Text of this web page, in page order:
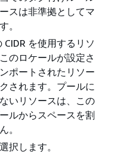
スは非準拠としてマ
。
CIDR を使用するリソ
のロケールが設定さ
ポートされたリソー
されます。プールに
いリソースは、この
ルからスペースを割
。
択します。